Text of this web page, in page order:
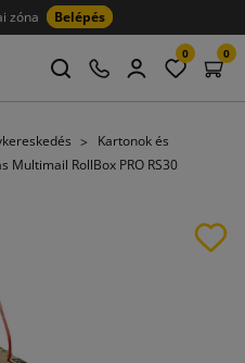
zóna Belépés
0 0
Kartonok és
Multimail RollBox PRO RS30